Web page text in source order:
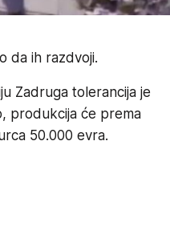
da ih razdvoji.
Zadruga tolerancija je
produkcija će prema
50.000 evra.